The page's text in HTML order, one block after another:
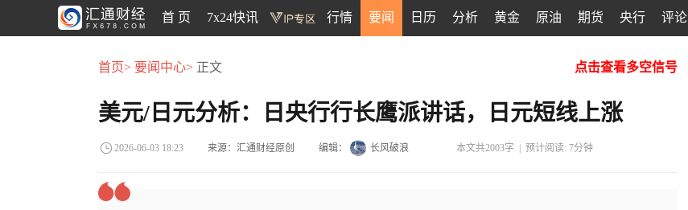
首 页 7x24快讯 行情 要闻 日历 分析 黄金 原油 期货 央行 评论
首页> 要闻中心> 正文 点击查看多空信号
美元/日元分析：日央行行长鹰派讲话，日元短线上涨
2026-06-03 18:23 来源：汇通财经原创 编辑： 长风破浪 本文共2003字 | 预计阅读: 7分钟